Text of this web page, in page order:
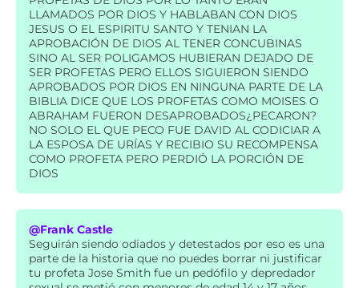
LLAMADOS POR DIOS Y HABLABAN CON DIOS
JESUS O EL ESPIRITU SANTO Y TENIAN LA
APROBACIÓN DE DIOS AL TENER CONCUBINAS
SINO AL SER POLIGAMOS HUBIERAN DEJADO DE
SER PROFETAS PERO ELLOS SIGUIERON SIENDO
APROBADOS POR DIOS EN NINGUNA PARTE DE LA
BIBLIA DICE QUE LOS PROFETAS COMO MOISES O
ABRAHAM FUERON DESAPROBADOS¿PECARON?
NO SOLO EL QUE PECO FUE DAVID AL CODICIAR A
LA ESPOSA DE URÍAS Y RECIBIO SU RECOMPENSA
COMO PROFETA PERO PERDIÓ LA PORCIÓN DE
DIOS
@Frank Castle
Seguirán siendo odiados y detestados por eso es una
parte de la historia que no puedes borrar ni justificar
tu profeta Jose Smith fue un pedófilo y depredador